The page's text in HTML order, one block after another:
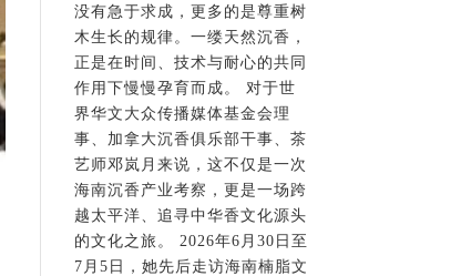
没有急于求成，更多的是尊重树
木生长的规律。一缕天然沉香，
正是在时间、技术与耐心的共同
作用下慢慢孕育而成。 对于世
界华文大众传播媒体基金会理
事、加拿大沉香俱乐部干事、茶
艺师邓岚月来说，这不仅是一次
海南沉香产业考察，更是一场跨
越太平洋、追寻中华香文化源头
的文化之旅。 2026年6月30日至
7月5日，她先后走访海南楠脂文